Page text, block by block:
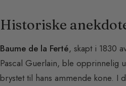
Historiske
Baume de la Ferté, skapt i 1830
Pascal Guerlain, ble opprinnelig
brystet til hans ammende kone. I